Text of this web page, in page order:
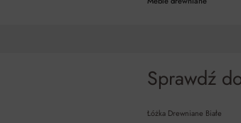
Sprawdź
Łóżka Drewniane Białe